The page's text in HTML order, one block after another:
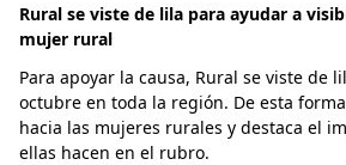
Rural se viste de lila para ayudar a
mujer rural
Para apoyar la causa, Rural se viste de
octubre en toda la región. De esta
hacia las mujeres rurales y destaca el
ellas hacen en el rubro.